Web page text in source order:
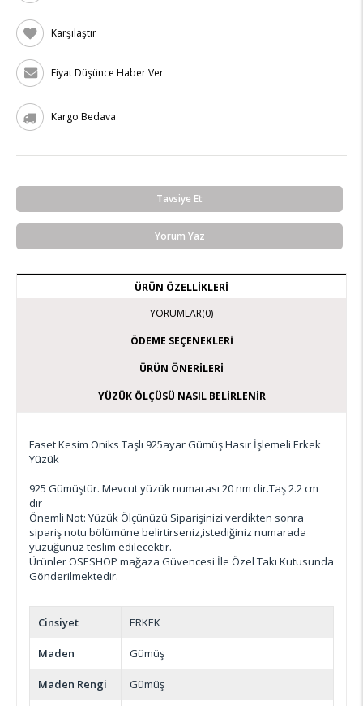
Karşılaştır
Fiyat Düşünce Haber Ver
Kargo Bedava
Tavsiye Et
Yorum Yaz
ÜRÜN ÖZELLIKLERI
YORUMLAR(0)
ÖDEME SEÇENEKLERI
ÜRÜN ÖNERILERI
YÜZÜK ÖLÇÜSÜ NASIL BELIRLENIR
Faset Kesim Oniks Taşlı 925ayar Gümüş Hasır İşlemeli Erkek
Yüzük
925 Gümüştür. Mevcut yüzük numarası 20 nm dir.Taş 2.2 cm
dir
Önemli Not: Yüzük Ölçünüzü Siparişinizi verdikten sonra
sipariş notu bölümüne belirtirseniz,istediğiniz numarada
yüzüğünüz teslim edilecektir.
Ürünler OSESHOP mağaza Güvencesi İle Özel Takı Kutusunda
Gönderilmektedir.
Cinsiyet ERKEK
Maden Gümüş
Maden Rengi Gümüş